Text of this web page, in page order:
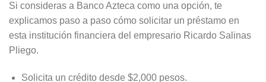
Si consideras a Banco Azteca como una opción, te
explicamos paso a paso cómo solicitar un préstamo en
esta institución financiera del empresario Ricardo Salinas
Pliego.
Solicita un crédito desde $2,000 pesos.